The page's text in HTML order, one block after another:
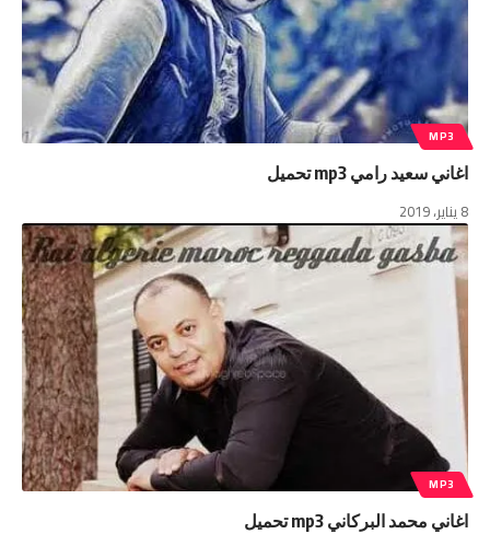
MP3
اغاني سعيد رامي mp3 تحميل
8 يناير، 2019
MP3
اغاني محمد البركاني mp3 تحميل